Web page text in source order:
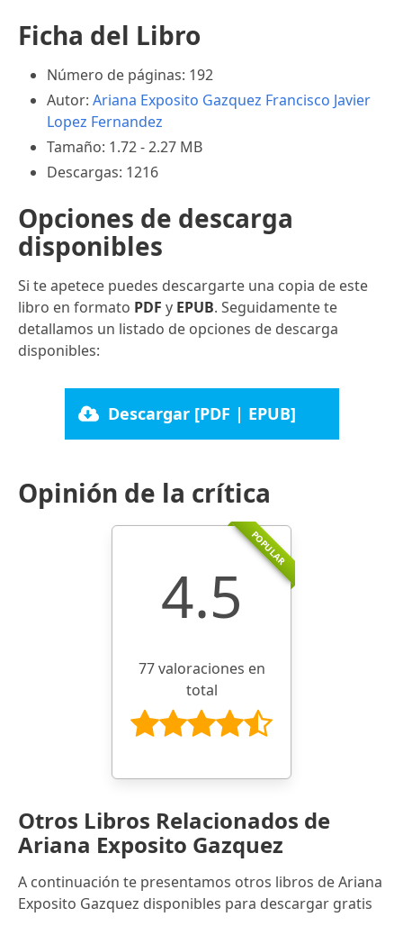
Ficha del Libro
Número de páginas: 192
Autor: Ariana Exposito Gazquez Francisco Javier
Lopez Fernandez
Tamaño: 1.72 - 2.27 MB
Descargas: 1216
Opciones de descarga
disponibles
Si te apetece puedes descargarte una copia de este
libro en formato PDF y EPUB. Seguidamente te
detallamos un listado de opciones de descarga
disponibles:
Descargar [PDF | EPUB]
Opinión de la crítica
POPULAR
4.5
77 valoraciones en
total
Otros Libros Relacionados de
Ariana Exposito Gazquez
A continuación te presentamos otros libros de Ariana
Exposito Gazquez disponibles para descargar gratis